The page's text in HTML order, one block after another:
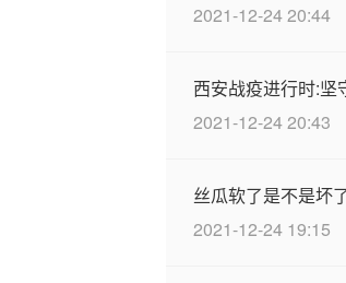
2021-12-24 20:44
西安战疫进行时:坚
2021-12-24 20:43
丝瓜软了是不是坏
2021-12-24 19:15